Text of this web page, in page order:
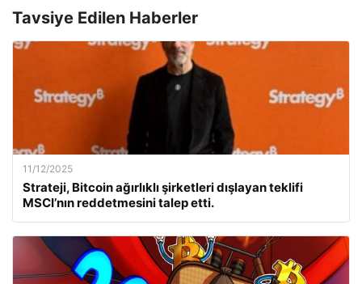
Tavsiye Edilen Haberler
11/12/2025
Strateji, Bitcoin ağırlıklı şirketleri dışlayan teklifi
MSCI’nın reddetmesini talep etti.